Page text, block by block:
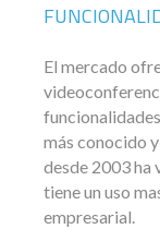
El mercado
más conocido
desde 2003 ha
tiene un uso
empresarial.